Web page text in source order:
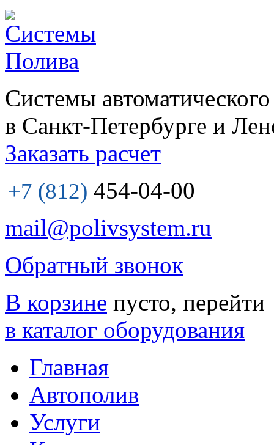
Системы
в Санкт-Петербурге и
Заказать расчет
+7 (812) 454-04-00
mail@polivsystem.ru
Обратный звонок
В корзине пусто, перейти
в каталог оборудования
Главная
Автополив
Услуги